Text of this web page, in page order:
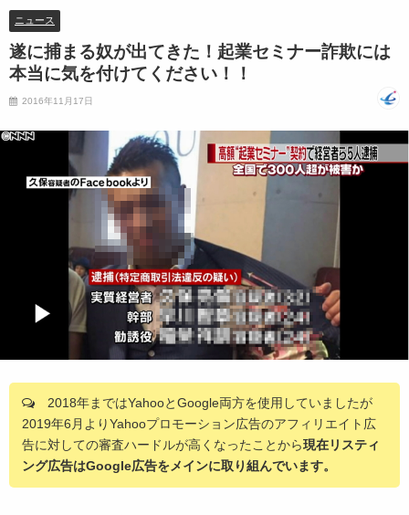
ニュース
遂に捕まる奴が出てきた！起業セミナー詐欺には
本当に気を付けてください！！
2016年11月17日
2018年まではYahooとGoogle両方を使用していましたが
2019年6月よりYahooプロモーション広告のアフィリエイト広
告に対しての審査ハードルが高くなったことから現在リスティ
ング広告はGoogle広告をメインに取り組んでいます。